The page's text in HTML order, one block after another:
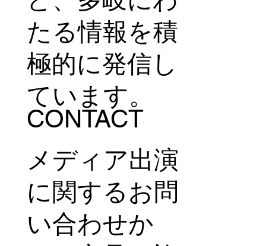
タレント出
演 新商品
試合情報な
ど、多岐にわ
たる情報を積
極的に発信し
ています。
CONTACT